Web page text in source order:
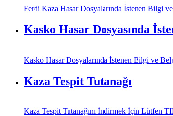
Ferdi Kaza Hasar Dosyalarında İstenen Bilgi
Kasko Hasar Dosyasında
Kasko Hasar Dosyalarında İstenen Bilgi ve
Kaza Tespit Tutanağı
Kaza Tespit Tutanağını İndirmek İçin Lütfen